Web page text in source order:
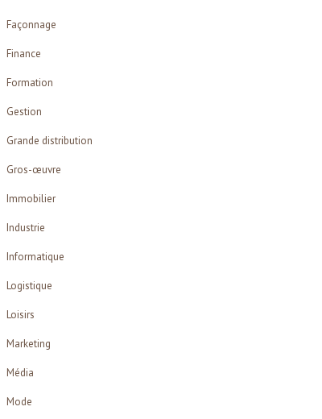
Façonnage
Finance
Formation
Gestion
Grande distribution
Gros-œuvre
Immobilier
Industrie
Informatique
Logistique
Loisirs
Marketing
Média
Mode